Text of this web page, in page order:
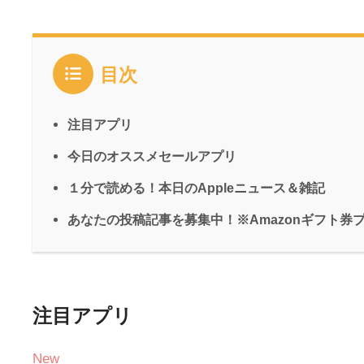
目次
注目アプリ
今日のオススメセールアプリ
１分で読める！本日のAppleニュース＆雑記
あなたの投稿記事を募集中！※Amazonギフト券
注目アプリ
New